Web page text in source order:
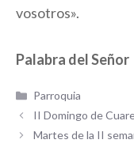
vosotros».
Palabra del Señor
Categorías
Parroquia
II Domingo de
Martes de la II